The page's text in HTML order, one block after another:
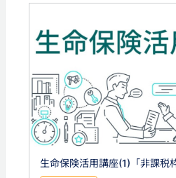
生命保険活用講座(1)「非課税